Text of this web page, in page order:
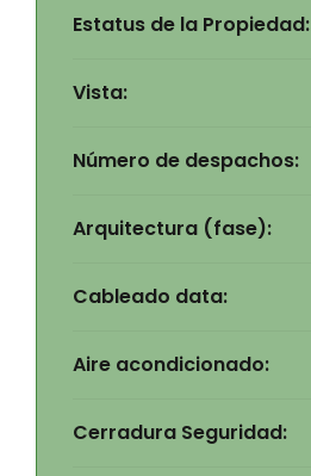
Estatus de la Propiedad:
Vista:
Número de despachos:
Arquitectura (fase):
Cableado data:
Aire acondicionado:
Cerradura Seguridad: